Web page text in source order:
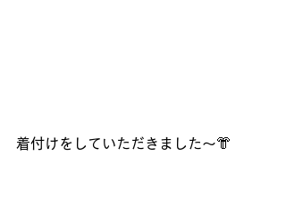
着付けをしていただきました～👘